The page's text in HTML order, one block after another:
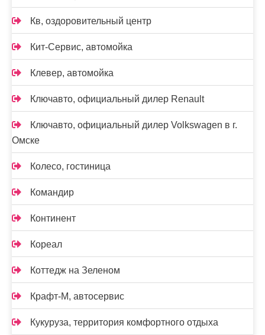
Кв, оздоровительный центр
Кит-Сервис, автомойка
Клевер, автомойка
Ключавто, официальный дилер Renault
Ключавто, официальный дилер Volkswagen в г.
Омске
Колесо, гостиница
Командир
Континент
Кореал
Коттедж на Зеленом
Крафт-М, автосервис
Кукуруза, территория комфортного отдыха